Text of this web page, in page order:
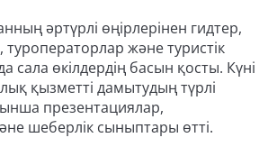
әртүрлі өңірлерінен гидтер,
туроператорлар және туристік
сала өкілдердің басын қосты. Күні
қызметті дамытудың түрлі
презентациялар,
шеберлік сыныптары өтті.